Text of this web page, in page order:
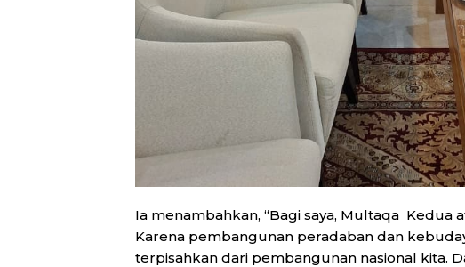
Ia menambahkan, “Bagi saya, Multaqa Kedua
Karena pembangunan peradaban dan
terpisahkan dari pembangunan nasional kita.